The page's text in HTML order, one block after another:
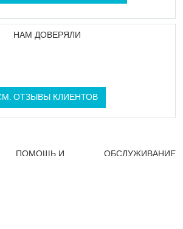
НАМ ДОВЕРЯЛИ
ОТЗЫВЫ КЛИЕНТОВ
ПОМОЩЬ И
ОБСЛУЖИВАНИЕ